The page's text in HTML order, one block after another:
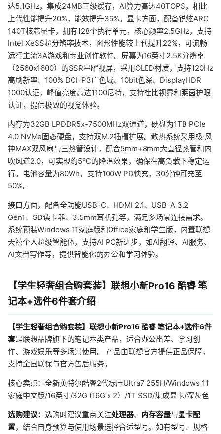
达5.1GHz，集成24MB三级缓存，AI算力高达40TOPS，相比
上代性能提升20%，能效提升36%。显卡方面，配备锐炫ARC
140T核芯显卡，拥有128个执行单元，核心频率2.5GHz，支持
Intel XeSS超分辨率技术，图形性能较上代提升22%，可流畅
运行主流3A游戏和专业创作软件。屏幕为16英寸2.5K分辨率
（2560x1600）的SSR星曜视屏，采用OLED材质，支持120Hz
高刷新率、100% DCI-P3广色域、10bit色深、DisplayHDR
1000认证，峰值亮度高达1100尼特，支持杜比视界和莱茵护眼
认证，提供极致的视觉体验。
内存为32GB LPDDR5x-7500MHz双通道，硬盘为1TB PCIe
4.0 NVMe固态硬盘，支持双M.2插槽扩展。散热系统采用极·风
神MAX双风扇与三热管设计，配合5mm+8mm大直径热管和内
吹风道2.0，可实现约5℃的降温效果，确保在高负载下稳定运
行。电池容量为80Wh，支持100W PD快充，30分钟可充至
50%。
接口方面，配备全功能USB-C、HDMI 2.1、USB-A 3.2
Gen1、SD读卡器、3.5mm耳机孔等，满足多场景连接需求。
系统预装Windows 11家庭版和Office家庭和学生版，内置联想
天禧个人超级智能体，支持AI PC新进步，如AI翻译、AI服务、
AI文档写作等，提供智能化的办公和学习体验。
【学生轻奢组合购套装】联想小新Pro16 酷睿 笔
记本+选件6件套介绍
【学生轻奢组合购套装】联想小新Pro16 酷睿 笔记本+选件6件
套是联想品牌旗下的笔记本类产品，适合办公出差、学习创
作、游戏娱乐等多场景使用。 产品由联想官方提供正品保障，
支持全国联保与官方售后服务。
核心卖点：全新英特尔酷睿2代标压Ultra7 255H/Windows 11
家庭中文版/16英寸/32G (16G x 2）/1T SSD/集成显卡/深灰色
选购建议： 选购时建议重点关注处理器、 内存容量与显卡配
置，结合自身预算与使用场景选择合适型号。如有型号、规格